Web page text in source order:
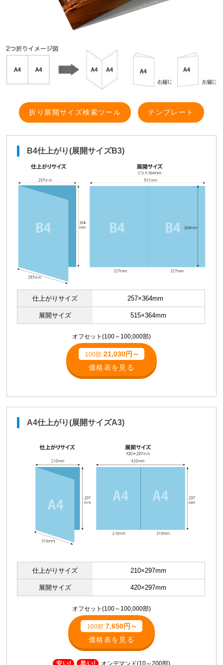
折り展開サイズ検索ツール テンプレート
B4仕上がり(展開サイズB3)
仕上がりサイズ 257×364mm
展開サイズ 515×364mm
オフセット(100～100,000部)
100部21,030円～
価格表を見る
A4仕上がり(展開サイズA3)
仕上がりサイズ 210×297mm
展開サイズ 420×297mm
オフセット(100～100,000部)
100部7,650円～
価格表を見る
安い! 早い! オンデマンド(10～200部)